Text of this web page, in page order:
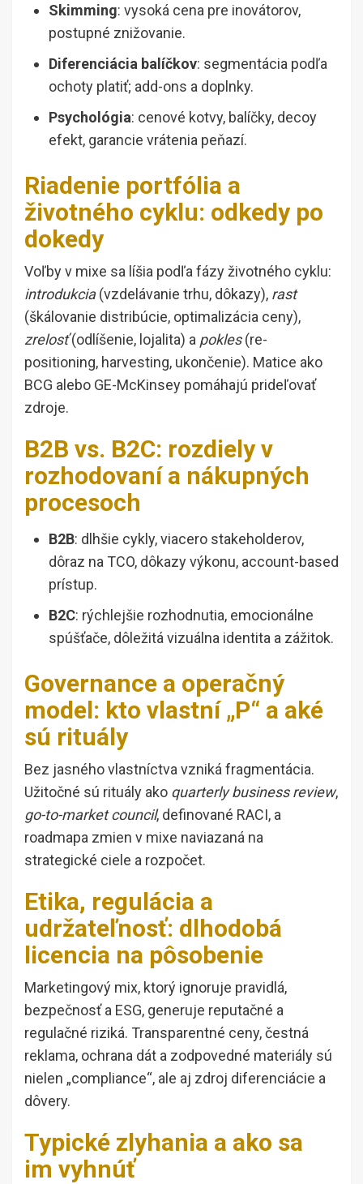
Skimming: vysoká cena pre inovátorov,
postupné znižovanie.
Diferenciácia balíčkov: segmentácia podľa
ochoty platiť; add-ons a doplnky.
Psychológia: cenové kotvy, balíčky, decoy
efekt, garancie vrátenia peňazí.
Riadenie portfólia a
životného cyklu: odkedy po
dokedy
Voľby v mixe sa líšia podľa fázy životného cyklu:
introdukcia(vzdelávanie trhu, dôkazy), rast
(škálovanie distribúcie, optimalizácia ceny),
zrelosť(odlíšenie, lojalita) a pokles(re-
positioning, harvesting, ukončenie). Matice ako
BCG alebo GE-McKinsey pomáhajú prideľovať
zdroje.
B2B vs. B2C: rozdiely v
rozhodovaní a nákupných
procesoch
B2B: dlhšie cykly, viacero stakeholderov,
dôraz na TCO, dôkazy výkonu, account-based
prístup.
B2C: rýchlejšie rozhodnutia, emocionálne
spúšťače, dôležitá vizuálna identita a zážitok.
Governance a operačný
model: kto vlastní „P“ a aké
sú rituály
Bez jasného vlastníctva vzniká fragmentácia.
Užitočné sú rituály ako quarterly business review,
go-to-market council, definované RACI, a
roadmapa zmien v mixe naviazaná na
strategické ciele a rozpočet.
Etika, regulácia a
udržateľnosť: dlhodobá
licencia na pôsobenie
Marketingový mix, ktorý ignoruje pravidlá,
bezpečnosť a ESG, generuje reputačné a
regulačné riziká. Transparentné ceny, čestná
reklama, ochrana dát a zodpovedné materiály sú
nielen „compliance“, ale aj zdroj diferenciácie a
dôvery.
Typické zlyhania a ako sa
im vyhnúť